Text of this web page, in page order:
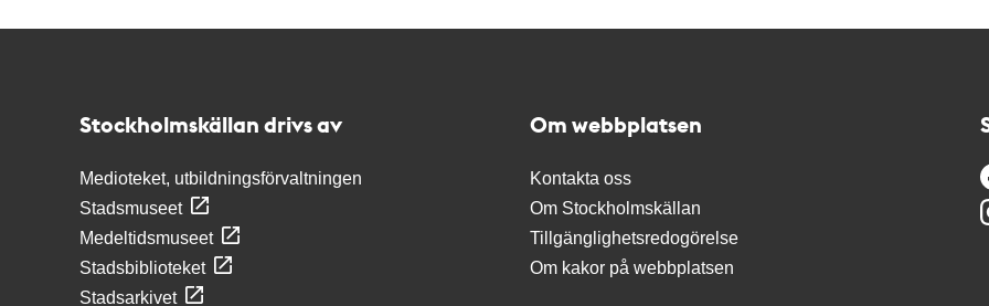
Stockholmskällan drivs av
Medioteket, utbildningsförvaltningen
Stadsmuseet
Medeltidsmuseet
Stadsbiblioteket
Stadsarkivet
Om webbplatsen
Kontakta oss
Om Stockholmskällan
Tillgänglighetsredogörelse
Om kakor på webbplatsen